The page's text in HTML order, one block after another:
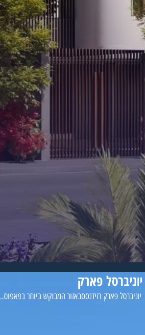
יוניברסל פארק
יוניברסל פארק רזידנססבאזור המבוקש ביותר בפאפוס...